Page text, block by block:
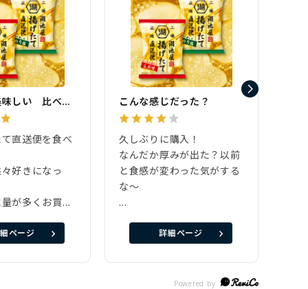
どちらも美味しい 比べても両方とも好き
ページ
直送便を食べ
好きになっ
が多くお買い
味を買うこと
こんな感じだった？
詳細ページ
久しぶりに購入！
なんだか厚みが出た？以前
と食感が変わった気がする
な〜
美味しさを知りました